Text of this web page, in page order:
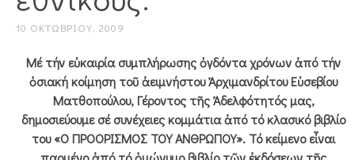
10 ΟΚΤΩΒΡΊΟΥ, 2009
Μέ τήν εὐκαιρία συμπλήρωσης ὀγδόντα χρόνων ἀπό τήν
ὁσιακή κοίμηση τοῦ ἀειμνήστου Ἀρχιμανδρίτου Εὐσεβίου
Ματθοπούλου, Γέροντος τῆς Ἀδελφότητός μας,
δημοσιεύουμε σέ συνέχειες κομμάτια ἀπό τό κλασικό βιβλίο
του «Ο ΠΡΟΟΡΙΣΜΟΣ ΤΟΥ ΑΝΘΡΩΠΟΥ». Τό κείμενο εἶναι